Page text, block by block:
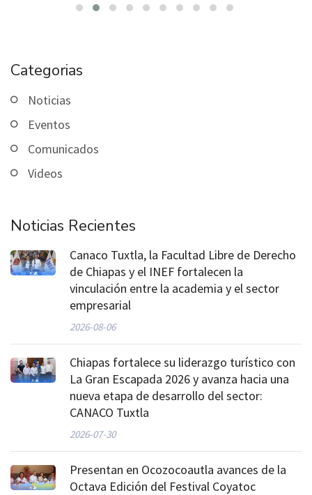
Categorias
Noticias
Eventos
Comunicados
Videos
Noticias Recientes
Canaco Tuxtla, la Facultad Libre de Derecho
de Chiapas y el INEF fortalecen la
vinculación entre la academia y el sector
empresarial
2026-08-06
Chiapas fortalece su liderazgo turístico con
La Gran Escapada 2026 y avanza hacia una
nueva etapa de desarrollo del sector:
CANACO Tuxtla
2026-07-30
Presentan en Ocozocoautla avances de la
Octava Edición del Festival Coyatoc